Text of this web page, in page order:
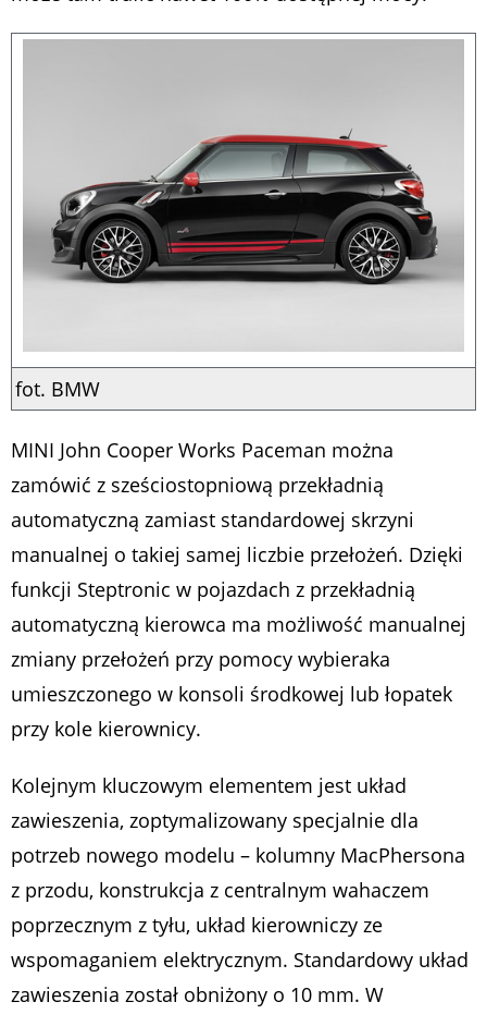
fot. BMW
MINI John Cooper Works Paceman można
zamówić z sześciostopniową przekładnią
automatyczną zamiast standardowej skrzyni
manualnej o takiej samej liczbie przełożeń. Dzięki
funkcji Steptronic w pojazdach z przekładnią
automatyczną kierowca ma możliwość manualnej
zmiany przełożeń przy pomocy wybieraka
umieszczonego w konsoli środkowej lub łopatek
przy kole kierownicy.
Kolejnym kluczowym elementem jest układ
zawieszenia, zoptymalizowany specjalnie dla
potrzeb nowego modelu – kolumny MacPhersona
z przodu, konstrukcja z centralnym wahaczem
poprzecznym z tyłu, układ kierowniczy ze
wspomaganiem elektrycznym. Standardowy układ
zawieszenia został obniżony o 10 mm. W